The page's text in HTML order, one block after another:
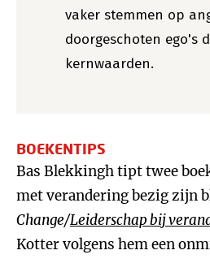
vaker stemmen op
doorgeschoten ego's
kernwaarden.
BOEKENTIPS
Bas Blekkingh tipt twee
met verandering bezig zijn
Change/Leiderschap bij
Kotter volgens hem een